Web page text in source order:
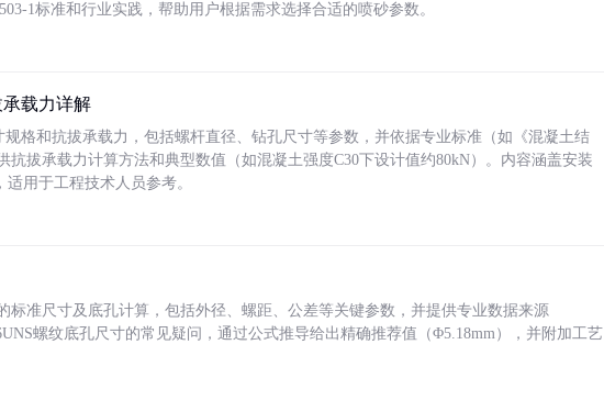
1标准和行业实践，帮助用户根据需求选择合适的喷砂参数。
载力详解
格和抗拔承载力，包括螺杆直径、钻孔尺寸等参数，并依据专业标准（如《混凝土结
抗拔承载力计算方法和典型数值（如混凝土强度C30下设计值约80kN）。内容涵盖安装
用于工程技术人员参考。
标准尺寸及底孔计算，包括外径、螺距、公差等关键参数，并提供专业数据来源
螺纹底孔尺寸的常见疑问，通过公式推导给出精确推荐值（Φ5.18mm），并附加工艺